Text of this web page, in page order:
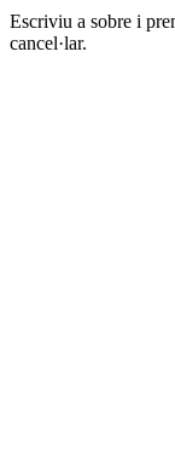
Escriviu a sobre i
cancel·lar.